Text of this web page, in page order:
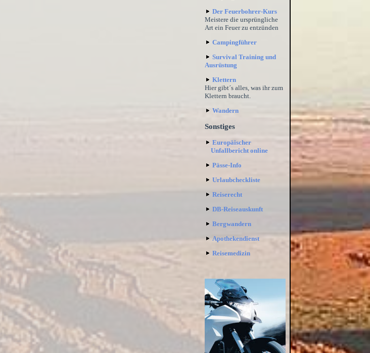
Der Feuerbohrer-Kurs
Meistere die ursprüngliche
Art ein Feuer zu entzünden
Campingführer
Survival Training und
Ausrüstung
Klettern
Hier gibt´s alles, was ihr zum
Klettern braucht.
Wandern
Sonstiges
Europäischer
Unfallbericht online
Pässe-Info
Urlaubcheckliste
Reiserecht
DB-Reiseauskunft
Bergwandern
Apothekendienst
Reisemedizin